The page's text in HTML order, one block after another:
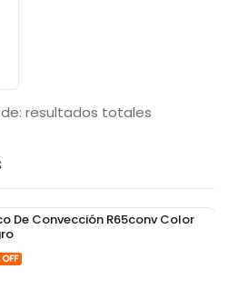
De Convección R65conv Color
resultados totales